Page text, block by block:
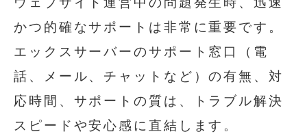
かつ的確なサポートは非常に重要です。
エックスサーバーのサポート窓口（電
話、メール、チャットなど）の有無、対
応時間、サポートの質は、トラブル解決
スピードや安心感に直結します。